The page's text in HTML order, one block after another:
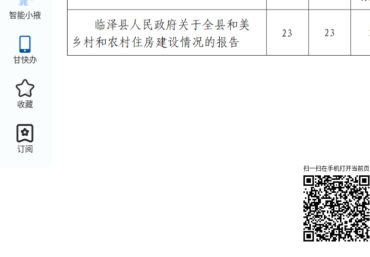
智能小掖
甘快办
收藏
订阅
扫一扫在手机打开当前页